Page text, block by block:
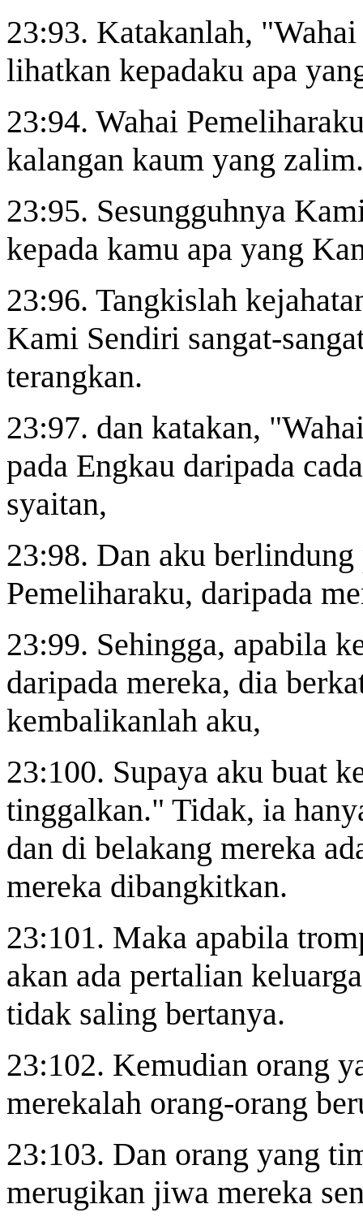
23:93. Katakanlah,
lihatkan kepadaku apa
23:94. Wahai
kalangan kaum yang
23:95. Sesungguhnya
kepada kamu apa yang
23:96. Tangkislah
Kami Sendiri sangat-
terangkan.
23:97. dan katakan,
pada Engkau daripada
syaitan,
23:98. Dan aku
Pemeliharaku, daripada
23:99. Sehingga, apabila
daripada mereka, dia
kembalikanlah aku,
23:100. Supaya aku buat
tinggalkan." Tidak, ia
dan di belakang mereka
mereka dibangkitkan.
23:101. Maka apabila
akan ada pertalian
tidak saling bertanya.
23:102. Kemudian orang
merekalah orang-orang
23:103. Dan orang yang
merugikan jiwa mereka